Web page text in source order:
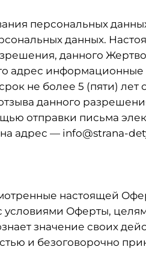
персональных
данных.
данного
адрес
не более 5 (пяти) лет
данного
отправки письма
адрес — info@strana-
настоящей
условиями Оферты,
значение своих
и безоговорочно